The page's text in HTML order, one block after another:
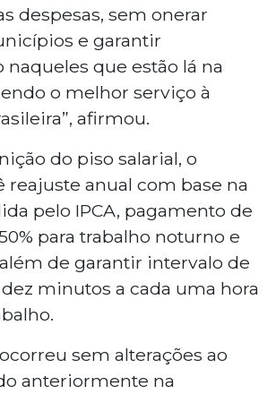
despesas, sem onerar
e garantir
que estão lá na
o melhor serviço à
afirmou.
do piso salarial, o
reajuste anual com base na
pelo IPCA, pagamento de
para trabalho noturno e
de garantir intervalo de
minutos a cada uma hora
sem alterações ao
anteriormente na